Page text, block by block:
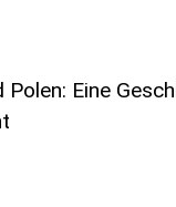
Polen: Eine